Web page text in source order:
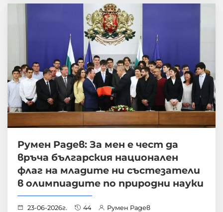
Румен Радев: За мен е чест да
връча българския национален
флаг на младите ни състезатели
в олимпиадите по природни науки
23-06-2026г. 44 Румен Радев